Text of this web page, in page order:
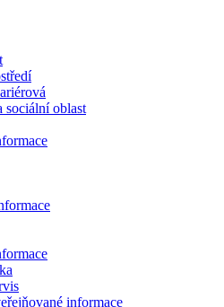
sociální oblast
informace